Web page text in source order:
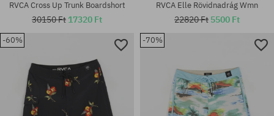
Elérhető méretek:
RVCA Cross Up Trunk Boardshort
30150 Ft 17320 Ft
RVCA Elle Rövidnadrág Wmn
22820 Ft 5500 Ft
-60% -70%